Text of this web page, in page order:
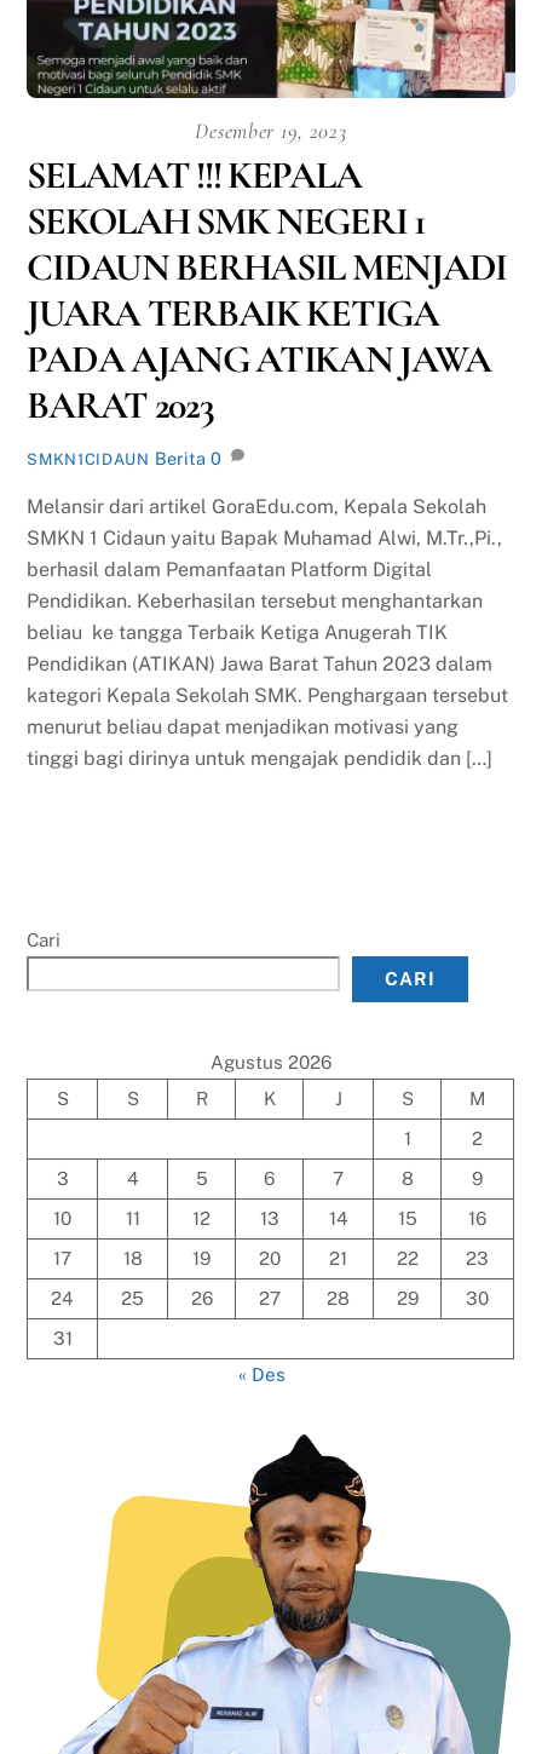
Desember 19, 2023
SELAMAT !!! KEPALA
SEKOLAH SMK NEGERI 1
CIDAUN BERHASIL MENJADI
JUARA TERBAIK KETIGA
PADA AJANG ATIKAN JAWA
BARAT 2023
SMKN1CIDAUN Berita 0
Melansir dari artikel GoraEdu.com, Kepala Sekolah
SMKN 1 Cidaun yaitu Bapak Muhamad Alwi, M.Tr.,Pi.,
berhasil dalam Pemanfaatan Platform Digital
Pendidikan. Keberhasilan tersebut menghantarkan
beliau ke tangga Terbaik Ketiga Anugerah TIK
Pendidikan (ATIKAN) Jawa Barat Tahun 2023 dalam
kategori Kepala Sekolah SMK. Penghargaan tersebut
menurut beliau dapat menjadikan motivasi yang
tinggi bagi dirinya untuk mengajak pendidik dan […]
Cari
CARI
Agustus 2026
S
S R K J S
M
1
2
3
4 5 6 7 8
9
10
11 12 13 14 15
16
17
18 19 20 21 22
23
24
25 26 27 28 29
30
31
« Des